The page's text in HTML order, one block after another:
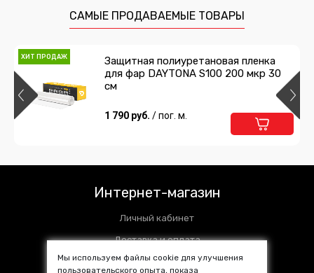
238 руб./ шт
Выгонка 3М мягкая
178 руб./ шт
В корзину
358 руб./ шт
В корзину
Подробнее
САМЫЕ ПРОДАВАЕМЫЕ ТОВАРЫ
ХИТ ПРОДАЖ
Защитная полиуретановая пленка
для фар DAYTONA S100 200 мкр 30
см
1 790 руб. / пог. м.
Интернет-магазин
Личный кабинет
Доставка и оплата
Установочные центры
Мы используем файлы cookie для улучшения
пользовательского опыта, показа